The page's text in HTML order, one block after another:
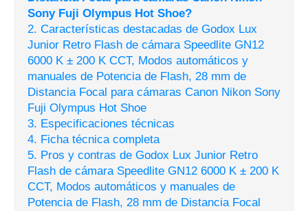
Sony Fuji Olympus Hot Shoe?
2. Características destacadas de Godox Lux
Junior Retro Flash de cámara Speedlite GN12
6000 K ± 200 K CCT, Modos automáticos y
manuales de Potencia de Flash, 28 mm de
Distancia Focal para cámaras Canon Nikon Sony
Fuji Olympus Hot Shoe
3. Especificaciones técnicas
4. Ficha técnica completa
5. Pros y contras de Godox Lux Junior Retro
Flash de cámara Speedlite GN12 6000 K ± 200 K
CCT, Modos automáticos y manuales de
Potencia de Flash, 28 mm de Distancia Focal